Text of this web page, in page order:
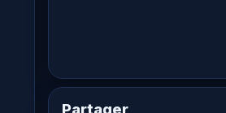
Partager